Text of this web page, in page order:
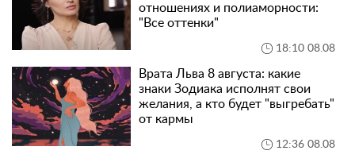
отношениях и полиаморности:
"Все оттенки"
18:10 08.08
Врата Льва 8 августа: какие
знаки Зодиака исполнят свои
желания, а кто будет "выгребать"
от кармы
12:36 08.08